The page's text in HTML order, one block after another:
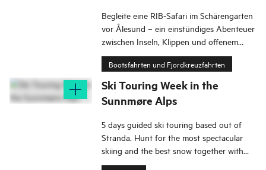
Begleite eine RIB-Safari im Schärengarten
vor Ålesund – ein einstündiges Abenteuer
zwischen Inseln, Klippen und offenem
Meer.
Bootsfahrten und Fjordkreuzfahrten
Ski Touring Week in the
Sunnmøre Alps
5 days guided ski touring based out of
Stranda. Hunt for the most spectacular
skiing and the best snow together with
your guide.